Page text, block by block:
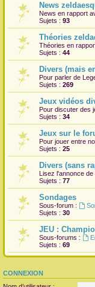
News
News en rapport
Sujets : 93
Théories
Théories en
Sujets : 44
Divers (mais
Pour parler de
Sujets : 269
Jeux vidéos
Pour discuter des
Sujets : 34
Jeux sur le
Pour jouer entre
Sujets : 25
Divers (sans
Lisez l'annonce de
Sujets : 77
Sondages
Sous-forum :
Sujets : 30
JEU :
Sous-forums :
Sujets : 69
CONNEXION